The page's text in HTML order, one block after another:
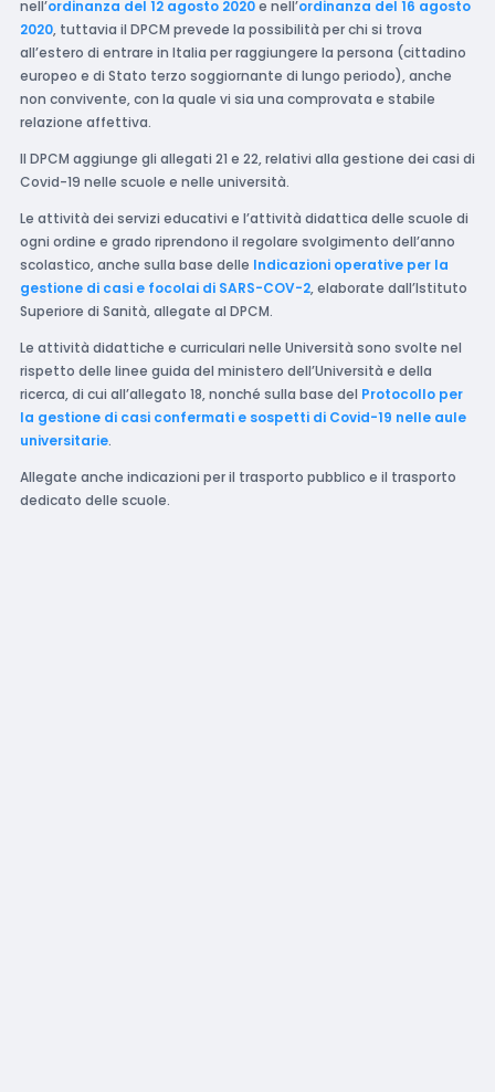
nell’ordinanza del 12 agosto 2020e nell’ordinanza del 16 agosto
2020, tuttavia il DPCM prevede la possibilità per chi si trova
all’estero di entrare in Italia per raggiungere la persona (cittadino
europeo e di Stato terzo soggiornante di lungo periodo), anche
non convivente, con la quale vi sia una comprovata e stabile
relazione affettiva.
Il DPCM aggiunge gli allegati 21 e 22, relativi alla gestione dei casi di
Covid-19 nelle scuole e nelle università.
Le attività dei servizi educativi e l’attività didattica delle scuole di
ogni ordine e grado riprendono il regolare svolgimento dell’anno
scolastico, anche sulla base delle Indicazioni operative per la
gestione di casi e focolai di SARS-COV-2, elaborate dall’Istituto
Superiore di Sanità, allegate al DPCM.
Le attività didattiche e curriculari nelle Università sono svolte nel
rispetto delle linee guida del ministero dell’Università e della
ricerca, di cui all’allegato 18, nonché sulla base del Protocollo per
la gestione di casi confermati e sospetti di Covid-19 nelle aule
universitarie.
Allegate anche indicazioni per il trasporto pubblico e il trasporto
dedicato delle scuole.